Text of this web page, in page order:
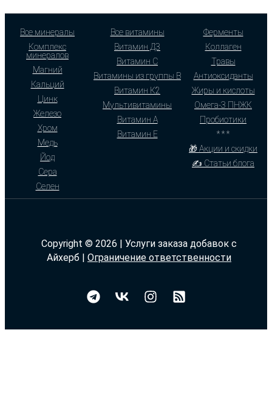
Все минералы
Комплекс
минералов
Магний
Кальций
Цинк
Железо
Хром
Медь
Йод
Сера
Селен
Все витамины
Витамин Д3
Витамин С
Витамины из группы В
Витамин К2
Мультивитамины
Витамин А
Витамин Е
Ферменты
Коллаген
Травы
Антиоксиданты
Жиры и кислоты
Омега-3 ПНЖК
Пробиотики
* * *
🎁 Акции и скидки
✍ Статьи блога
Copyright © 2026 | Услуги заказа добавок с
Айхерб | Ограничение ответственности